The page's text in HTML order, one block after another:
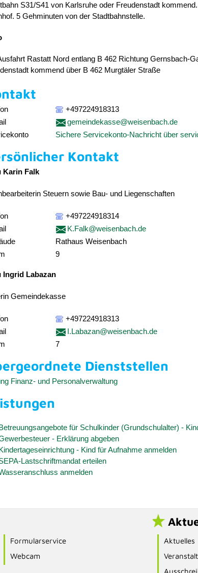
S31/S41 von Karlsruhe oder Freudenstadt
5 Gehminuten von der Stadtbahnstelle.
Rastatt Nord entlang B 462 Richtung Gernsbach-
kommend über B 462 Murgtäler Straße
+497224918313
gemeindekasse@weisenbach.de
Sichere Servicekonto-Nachricht über
Kontakt
Karin Falk
Steuern sowie Bau- und Liegenschaften
+497224918314
K.Falk@weisenbach.de
Rathaus Weisenbach
9
Ingrid Labazan
Gemeindekasse
+497224918313
I.Labazan@weisenbach.de
7
Dienststellen
Finanz- und Personalverwaltung
für Schulkinder (Grundschulalter) -
- Erklärung abgeben
- Kind für Aufnahme anmelden
Lastschriftmandat erteilen
anmelden
Formularservice
Webcam
Aktuelles